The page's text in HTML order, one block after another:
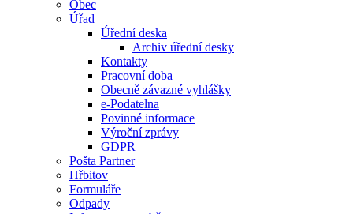
Obec
Úřad
Úřední deska
Archiv úřední desky
Kontakty
Pracovní doba
Obecně závazné vyhlášky
e-Podatelna
Povinné informace
Výroční zprávy
GDPR
Pošta Partner
Hřbitov
Formuláře
Odpady